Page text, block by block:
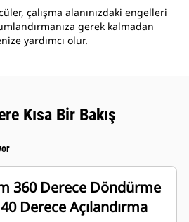
çalışma alanınızdaki engelleri
gerek kalmadan
yardımcı olur.
Kısa Bir Bakış
360 Derece Döndürme
Derece Açılandırma